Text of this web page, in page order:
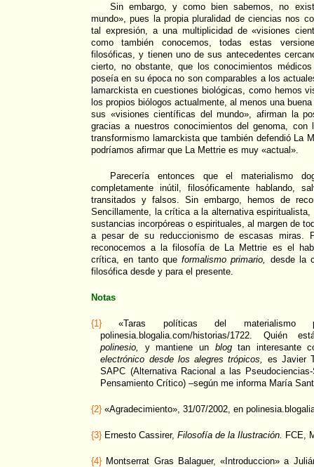
Sin embargo, y como bien sabemos, no
mundo», pues la propia pluralidad de ciencias nos
tal expresión, a una multiplicidad de «visiones
como también conocemos, todas estas
filosóficas, y tienen uno de sus antecedentes
cierto, no obstante, que los conocimientos
poseía en su época no son comparables a los
lamarckista en cuestiones biológicas, como hemos
los propios biólogos actualmente, al menos una
sus «visiones científicas del mundo», afirman la
gracias a nuestros conocimientos del genoma,
transformismo lamarckista que también defendió La
podríamos afirmar que La Mettrie es muy «actual».
Parecería entonces que el materialismo
completamente inútil, filosóficamente hablando,
transitados y falsos. Sin embargo, hemos de
Sencillamente, la crítica a la alternativa
sustancias incorpóreas o espirituales, al margen de
a pesar de su reduccionismo de escasas miras.
reconocemos a la filosofía de La Mettrie es el
crítica, en tanto queformalismo primario,
desde la
filosófica desde y para el presente.
Notas
{1} «Taras políticas del materialismo
polinesia.blogalia.com/historias/1722. Quién
polinesio,
y mantiene un blogtan interesante
electrónico desde los alegres trópicos,
es Javier
SAPC (Alternativa Racional a las
Pensamiento Crítico) –según me informa María
{2} «Agradecimiento», 31/07/2002, en
{3} Ernesto Cassirer, Filosofía de la Ilustración. FCE,
{4} Montserrat Gras Balaguer, «Introduccion» a